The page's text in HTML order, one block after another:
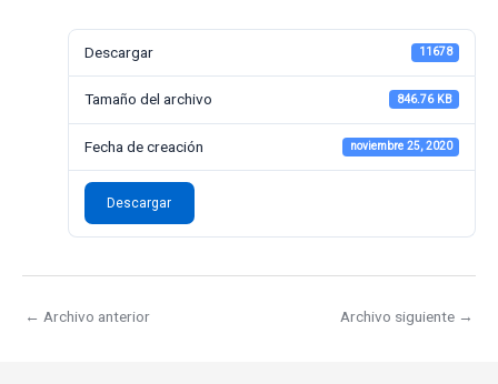
Descargar 11678
Tamaño del archivo 846.76 KB
Fecha de creación noviembre 25, 2020
Descargar
← Archivo anterior Archivo siguiente →